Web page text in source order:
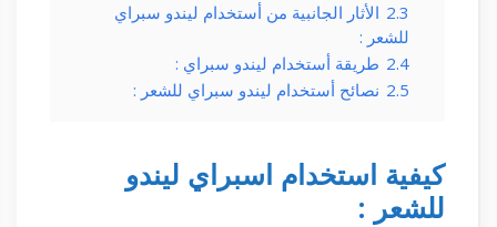
2.3 الأثار الجانبية من أستخدام ليندو سبراي
للشعر :
2.4 طريقة أستخدام ليندو سبراي :
2.5 نصائح أستخدام ليندو سبراي للشعر :
كيفية استخدام اسبراي ليندو
للشعر :